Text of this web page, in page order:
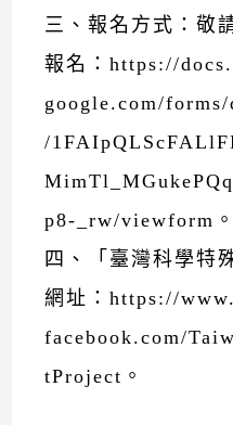
三、報名方式：敬
報名：https://docs.
google.com/forms/
/
p8-_rw/viewform。
四、「臺灣科學特
網址：https://www.
facebook.com/
tProject。